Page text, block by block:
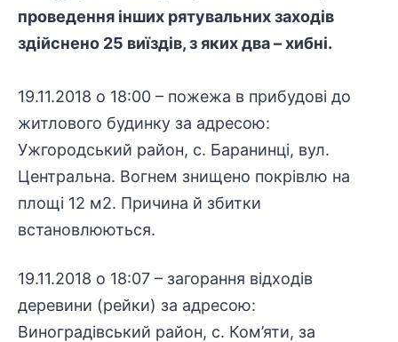
проведення інших рятувальних заходів
здійснено 25 виїздів, з яких два – хибні.
19.11.2018 о 18:00 – пожежа в прибудові до
житлового будинку за адресою:
Ужгородський район, с. Баранинці, вул.
Центральна. Вогнем знищено покрівлю на
площі 12 м2. Причина й збитки
встановлюються.
19.11.2018 о 18:07 – загорання відходів
деревини (рейки) за адресою:
Виноградівський район, с. Ком’яти, за